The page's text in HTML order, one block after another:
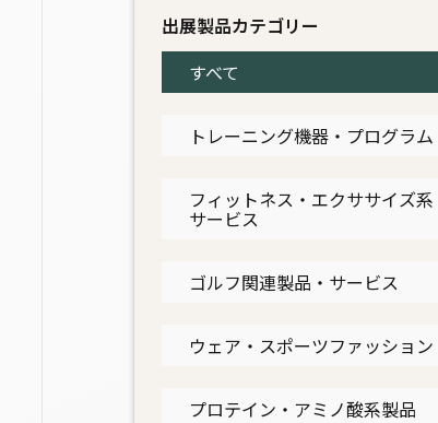
出展製品カテゴリー
すべて
トレーニング機器・プログラム
フィットネス・エクササイズ系
サービス
ゴルフ関連製品・サービス
ウェア・スポーツファッション
プロテイン・アミノ酸系製品